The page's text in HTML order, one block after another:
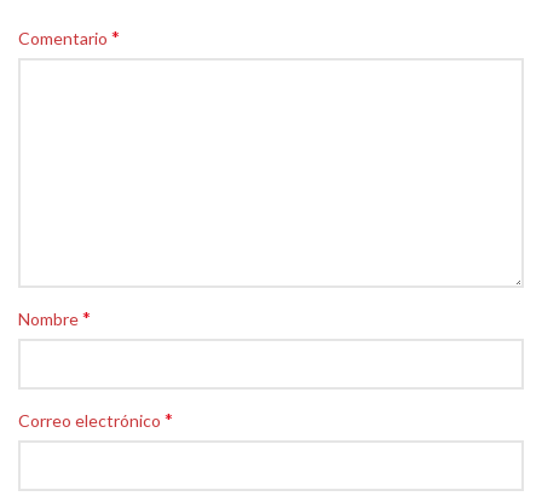
Comentario *
Nombre*
Correo electrónico *